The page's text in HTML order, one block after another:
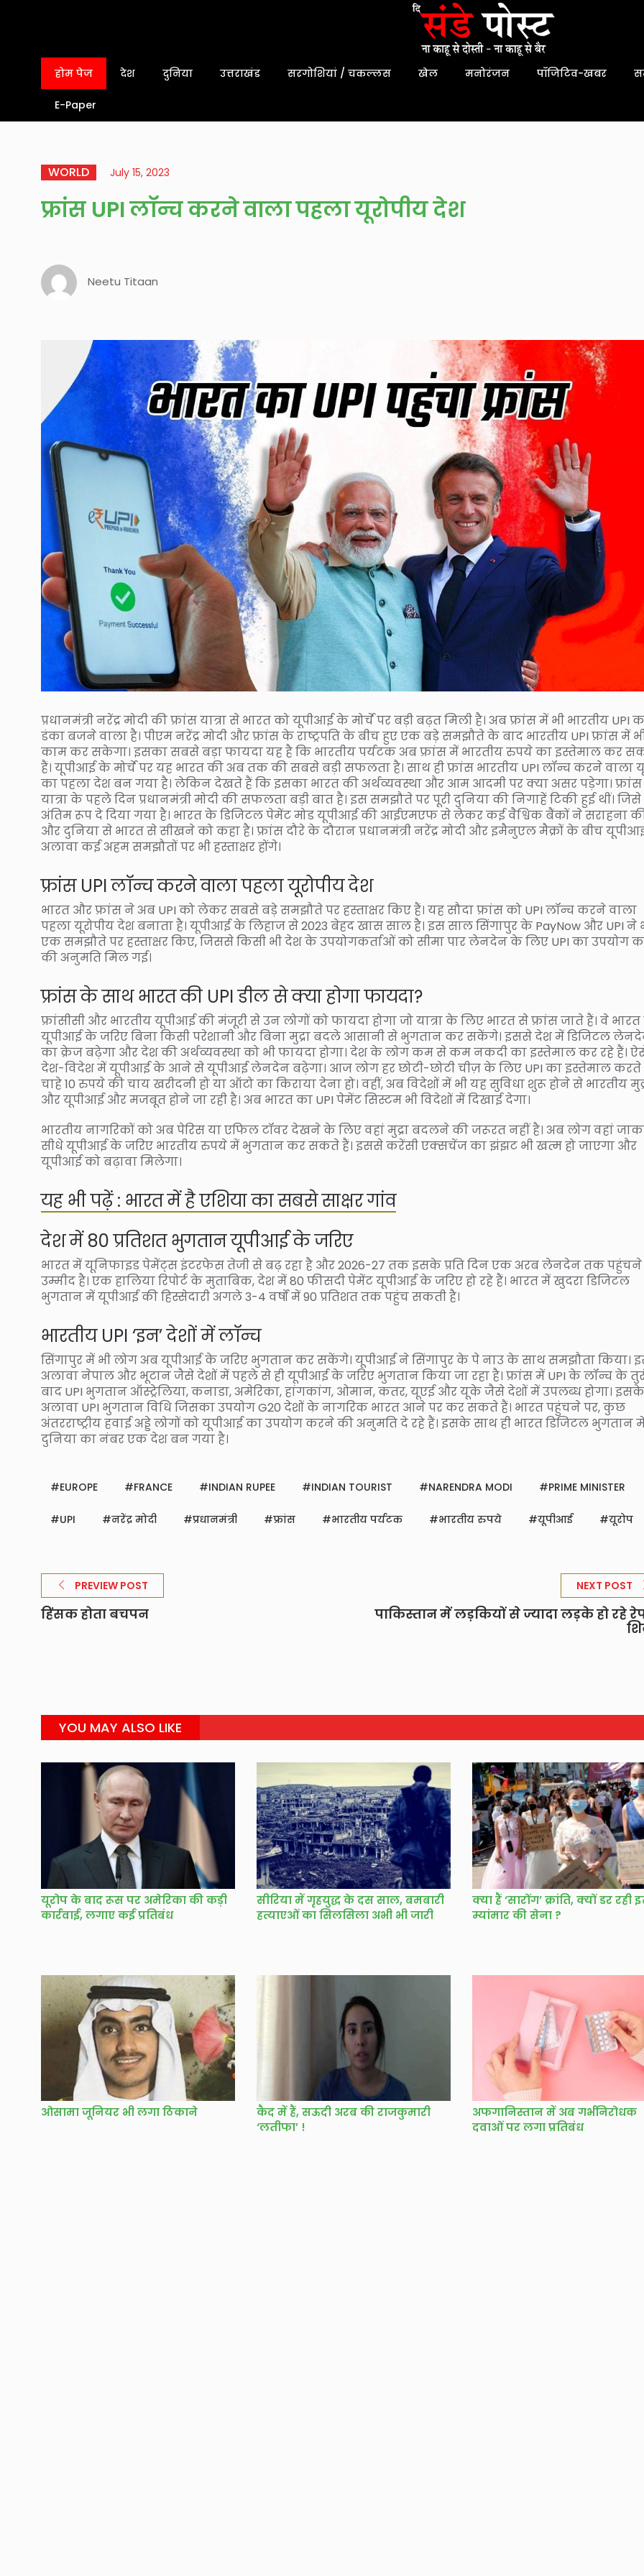
होम पेज देश दुनिया उत्तराखंड सरगोशियां / चकल्लस खेल मनोरंजन पॉजिटिव-खबर
E-Paper
WORLD July 15, 2023
फ्रांस UPI लॉन्च करने वाला पहला यूरोपीय देश
Neetu Titaan
प्रधानमंत्री नरेंद्र मोदी की फ्रांस यात्रा से भारत को यूपीआई के मोर्चे पर बड़ी बढ़त मिली है। अब फ्रांस में भी भारतीय UPI
डंका बजने वाला है। पीएम नरेंद्र मोदी और फ्रांस के राष्ट्रपति के बीच हुए एक बड़े समझौते के बाद भारतीय UPI फ्रांस में
काम कर सकेगा। इसका सबसे बड़ा फायदा यह है कि भारतीय पर्यटक अब फ्रांस में भारतीय रुपये का इस्तेमाल कर
हैं। यूपीआई के मोर्चे पर यह भारत की अब तक की सबसे बड़ी सफलता है। साथ ही फ्रांस भारतीय UPI लॉन्च करने वाला
का पहला देश बन गया है। लेकिन देखते हैं कि इसका भारत की अर्थव्यवस्था और आम आदमी पर क्या असर पड़ेगा। फ्रांस
यात्रा के पहले दिन प्रधानमंत्री मोदी की सफलता बड़ी बात है। इस समझौते पर पूरी दुनिया की निगाहें टिकी हुई थीं।
अंतिम रूप दे दिया गया है। भारत के डिजिटल पेमेंट मोड यूपीआई की आईएमएफ से लेकर कई वैश्विक बैंकों ने सराहना
और दुनिया से भारत से सीखने को कहा है। फ्रांस दौरे के दौरान प्रधानमंत्री नरेंद्र मोदी और इमैनुएल मैक्रों के बीच
अलावा कई अहम समझौतों पर भी हस्ताक्षर होंगे।
फ्रांस UPI लॉन्च करने वाला पहला यूरोपीय देश
भारत और फ्रांस ने अब UPI को लेकर सबसे बड़े समझौते पर हस्ताक्षर किए हैं। यह सौदा फ्रांस को UPI लॉन्च करने वाला
पहला यूरोपीय देश बनाता है। यूपीआई के लिहाज से 2023 बेहद खास साल है। इस साल सिंगापुर के PayNow और UPI ने
एक समझौते पर हस्ताक्षर किए, जिससे किसी भी देश के उपयोगकर्ताओं को सीमा पार लेनदेन के लिए UPI का उपयोग
की अनुमति मिल गई।
फ्रांस के साथ भारत की UPI डील से क्या होगा फायदा?
फ्रांसीसी और भारतीय यूपीआई की मंजूरी से उन लोगों को फायदा होगा जो यात्रा के लिए भारत से फ्रांस जाते हैं। वे
यूपीआई के जरिए बिना किसी परेशानी और बिना मुद्रा बदले आसानी से भुगतान कर सकेंगे। इससे देश में डिजिटल
का क्रेज बढ़ेगा और देश की अर्थव्यवस्था को भी फायदा होगा। देश के लोग कम से कम नकदी का इस्तेमाल कर रहे हैं।
देश-विदेश में यूपीआई के आने से यूपीआई लेनदेन बढ़ेगा। आज लोग हर छोटी-छोटी चीज़ के लिए UPI का इस्तेमाल करते
चाहे 10 रुपये की चाय खरीदनी हो या ऑटो का किराया देना हो। वहीं, अब विदेशों में भी यह सुविधा शुरू होने से भारतीय
और यूपीआई और मजबूत होने जा रही है। अब भारत का UPI पेमेंट सिस्टम भी विदेशों में दिखाई देगा।
भारतीय नागरिकों को अब पेरिस या एफिल टॉवर देखने के लिए वहां मुद्रा बदलने की जरूरत नहीं है। अब लोग वहां
सीधे यूपीआई के जरिए भारतीय रुपये में भुगतान कर सकते हैं। इससे करेंसी एक्सचेंज का झंझट भी खत्म हो जाएगा और
यूपीआई को बढ़ावा मिलेगा।
यह भी पढ़ें : भारत में है एशिया का सबसे साक्षर गांव
देश में 80 प्रतिशत भुगतान यूपीआई के जरिए
भारत में यूनिफाइड पेमेंट्स इंटरफेस तेजी से बढ़ रहा है और 2026-27 तक इसके प्रति दिन एक अरब लेनदेन तक
उम्मीद है। एक हालिया रिपोर्ट के मुताबिक, देश में 80 फीसदी पेमेंट यूपीआई के जरिए हो रहे हैं। भारत में खुदरा डिजिटल
भुगतान में यूपीआई की हिस्सेदारी अगले 3-4 वर्षों में 90 प्रतिशत तक पहुंच सकती है।
भारतीय UPI ‘इन’ देशों में लॉन्च
सिंगापुर में भी लोग अब यूपीआई के जरिए भुगतान कर सकेंगे। यूपीआई ने सिंगापुर के पे नाउ के साथ समझौता किया।
अलावा नेपाल और भूटान जैसे देशों में पहले से ही यूपीआई के जरिए भुगतान किया जा रहा है। फ्रांस में UPI के लॉन्च के
बाद UPI भुगतान ऑस्ट्रेलिया, कनाडा, अमेरिका, हांगकांग, ओमान, कतर, यूएई और यूके जैसे देशों में उपलब्ध होगा। इसके
अलावा UPI भुगतान विधि जिसका उपयोग G20 देशों के नागरिक भारत आने पर कर सकते हैं। भारत पहुंचने पर, कुछ
अंतरराष्ट्रीय हवाई अड्डे लोगों को यूपीआई का उपयोग करने की अनुमति दे रहे हैं। इसके साथ ही भारत डिजिटल भुगतान
दुनिया का नंबर एक देश बन गया है।
EUROPE FRANCE INDIAN RUPEE INDIAN TOURIST NARENDRA MODI PRIME MINISTER
UPI नरेंद्र मोदी प्रधानमंत्री फ्रांस भारतीय पर्यटक भारतीय रुपये यूपीआई यूरोप
PREVIEW POST
हिंसक होता बचपन
NEXT POST
पाकिस्तान में लड़कियों से ज्यादा लड़के हो रहे
YOU MAY ALSO LIKE
यूरोप के बाद रूस पर अमेरिका की कड़ी
कार्रवाई, लगाए कई प्रतिबंध
सीरिया में गृहयुद्ध के दस साल, बमबारी
हत्याएओं का सिलसिला अभी भी जारी
क्या हैं ‘सारोंग’ क्रांति, क्यों डर रही
म्यांमार की सेना ?
ओसामा जूनियर भी लगा ठिकाने
कैद में हैं, सऊदी अरब की राजकुमारी
‘लतीफा’ !
अफगानिस्तान में अब गर्भनिरोधक
दवाओं पर लगा प्रतिबंध